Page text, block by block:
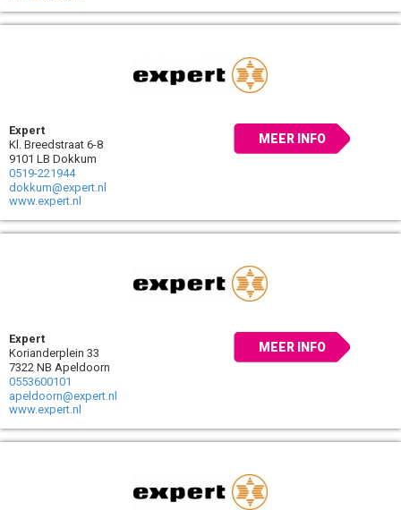
Expert
Kl. Breedstraat 6-8
9101 LB Dokkum
0519-221944
dokkum@expert.nl
www.expert.nl
MEER INFO
Expert
Korianderplein 33
7322 NB Apeldoorn
0553600101
apeldoorn@expert.nl
www.expert.nl
MEER INFO